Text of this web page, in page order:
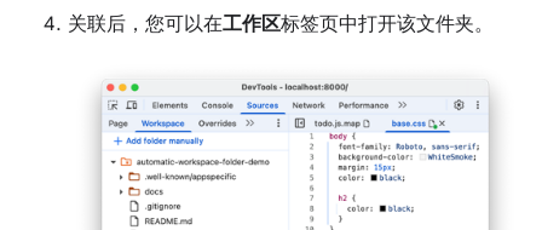
关联后，您可以在工作区标签页中打开该文件夹。